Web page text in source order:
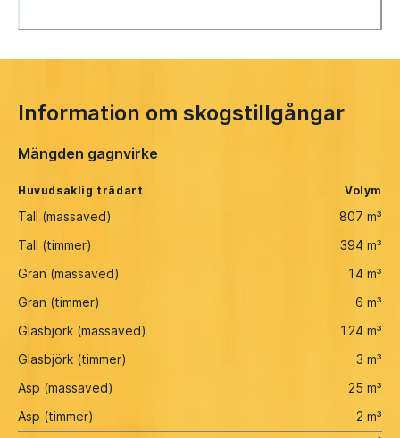
Information om skogstillgångar
Mängden gagnvirke
Huvudsaklig trädart Volym
Tall (massaved)
807 m³
Tall (timmer)
394 m³
Gran (massaved)
14 m³
Gran (timmer)
6 m³
Glasbjörk (massaved)
124 m³
Glasbjörk (timmer)
3 m³
Asp (massaved)
25 m³
Asp (timmer)
2 m³